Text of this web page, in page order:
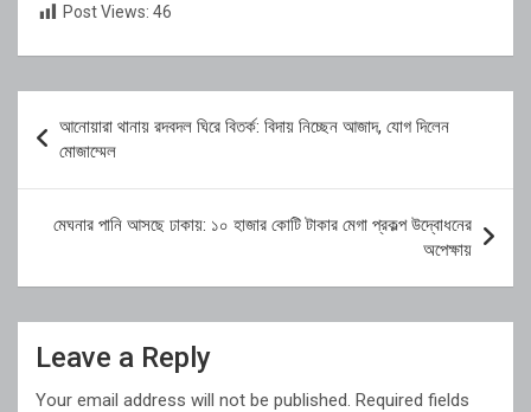
Post Views: 46
navigation
আনোয়ারা থানায় রদবদল ঘিরে বিতর্ক: বিদায় নিচ্ছেন আজাদ, যোগ দিলেন
মোজাম্মেল
মেঘনার পানি আসছে ঢাকায়: ১০ হাজার কোটি টাকার মেগা প্রকল্প উদ্বোধনের
অপেক্ষায়
Leave a Reply
Your email address will not be published. Required fields